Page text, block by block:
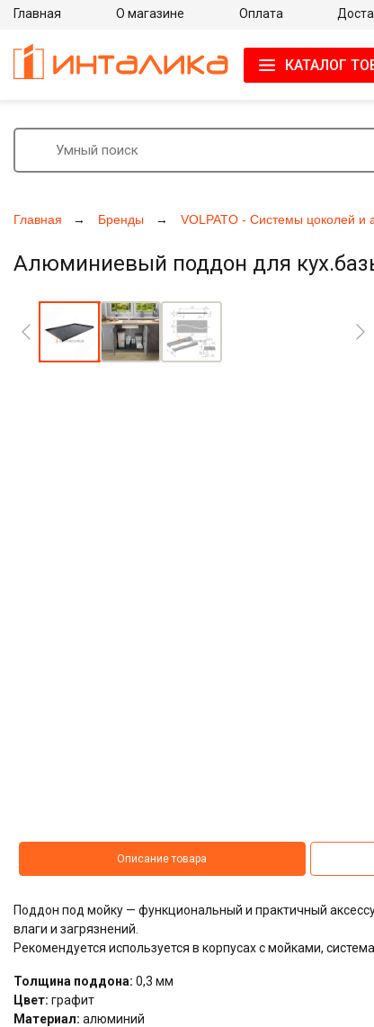
Главная Бренды VOLPATO - Системы цоколей и
Алюминиевый поддон для
Описание товара
Поддон под мойку — функциональный и практичный
влаги и загрязнений.
Рекомендуется используется в корпусах с мойками,
Толщина поддона: 0,3 мм
Цвет: графит
Материал: алюминий
Главная О магазине Оплата
КАТАЛОГ